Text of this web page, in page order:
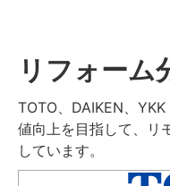
リフォーム
TOTO、DAIKEN、
値向上を目指して、リ
しています。